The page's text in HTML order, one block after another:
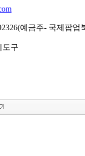
예금주- 국제팝업
도구